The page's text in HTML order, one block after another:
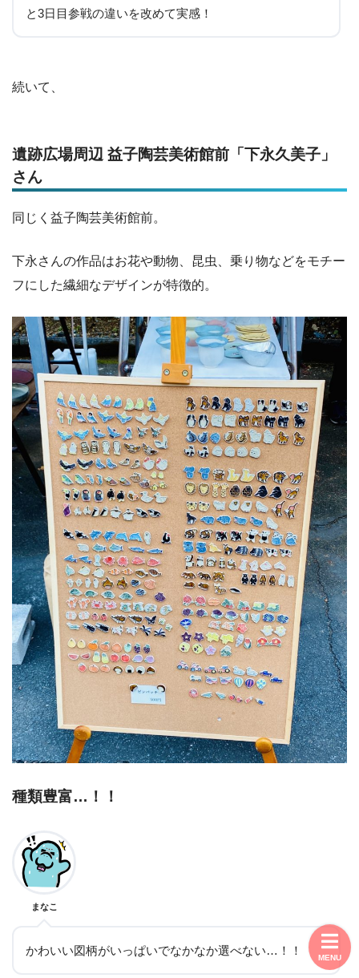
と3日目参戦の違いを改めて実感！
続いて、
遺跡広場周辺 益子陶芸美術館前「下永久美子」
さん
同じく益子陶芸美術館前。
下永さんの作品はお花や動物、昆虫、乗り物などをモチー
フにした繊細なデザインが特徴的。
種類豊富…！！
まなこ
かわいい図柄がいっぱいでなかなか選べない…！！
MENU